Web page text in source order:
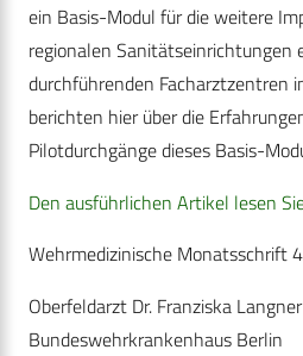
ein Basis-Modul für die weitere
regionalen Sanitätseinrichtungen
durchführenden Facharzt­zentren
berichten hier über die
Pilotdurchgänge dieses Basis-­
Den ausführlichen Artikel lesen
Wehrmedizinische Monatsschrift
Oberfeldarzt Dr. Franziska Langner
Bundeswehrkrankenhaus Berlin